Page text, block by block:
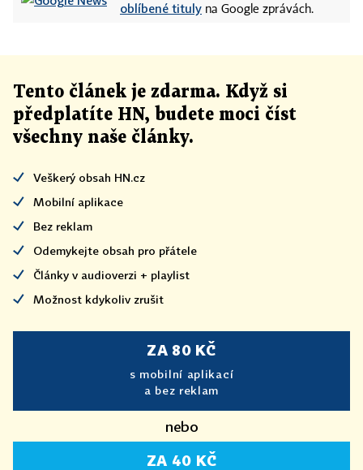
oblíbené tituly na Google zprávách.
Tento článek je zdarma. Když si
předplatíte HN, budete moci číst
všechny naše články.
Veškerý obsah HN.cz
Mobilní aplikace
Bez reklam
Odemykejte obsah pro přátele
Články v audioverzi + playlist
Možnost kdykoliv zrušit
ZA 80 KČ
s mobilní aplikací
a bez reklam
nebo
ZA 40 KČ